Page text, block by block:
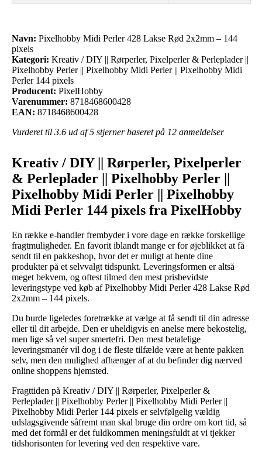
Navn: Pixelhobby Midi Perler 428 Lakse Rød 2x2mm – 144
pixels
Kategori: Kreativ / DIY || Rørperler, Pixelperler & Perleplader ||
Pixelhobby Perler || Pixelhobby Midi Perler || Pixelhobby Midi
Perler 144 pixels
Producent: PixelHobby
Varenummer: 8718468600428
EAN: 8718468600428
Vurderet til 3.6 ud af 5 stjerner baseret på 12 anmeldelser
Kreativ / DIY || Rørperler, Pixelperler
& Perleplader || Pixelhobby Perler ||
Pixelhobby Midi Perler || Pixelhobby
Midi Perler 144 pixels fra PixelHobby
En række e-handler frembyder i vore dage en række forskellige
fragtmuligheder. En favorit iblandt mange er for øjeblikket at få
sendt til en pakkeshop, hvor det er muligt at hente dine
produkter på et selvvalgt tidspunkt. Leveringsformen er altså
meget bekvem, og oftest tilmed den mest prisbevidste
leveringstype ved køb af Pixelhobby Midi Perler 428 Lakse Rød
2x2mm – 144 pixels.
Du burde ligeledes foretrække at vælge at få sendt til din adresse
eller til dit arbejde. Den er uheldigvis en anelse mere bekostelig,
men lige så vel super smertefri. Den mest betalelige
leveringsmanér vil dog i de fleste tilfælde være at hente pakken
selv, men den mulighed afhænger af at du befinder dig nærved
online shoppens hjemsted.
Fragttiden på Kreativ / DIY || Rørperler, Pixelperler &
Perleplader || Pixelhobby Perler || Pixelhobby Midi Perler ||
Pixelhobby Midi Perler 144 pixels er selvfølgelig vældig
udslagsgivende såfremt man skal bruge din ordre om kort tid, så
med det formål er det fuldkommen meningsfuldt at vi tjekker
tidshorisonten for levering ved den respektive vare.